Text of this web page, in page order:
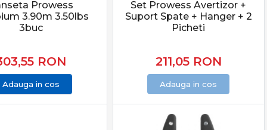
Prowess
3.90m 3.50lbs
3buc
RON
Adauga in cos
Set Prowess Avertizor +
Suport Spate + Hanger + 2
Picheti
211,05 RON
Adauga in cos